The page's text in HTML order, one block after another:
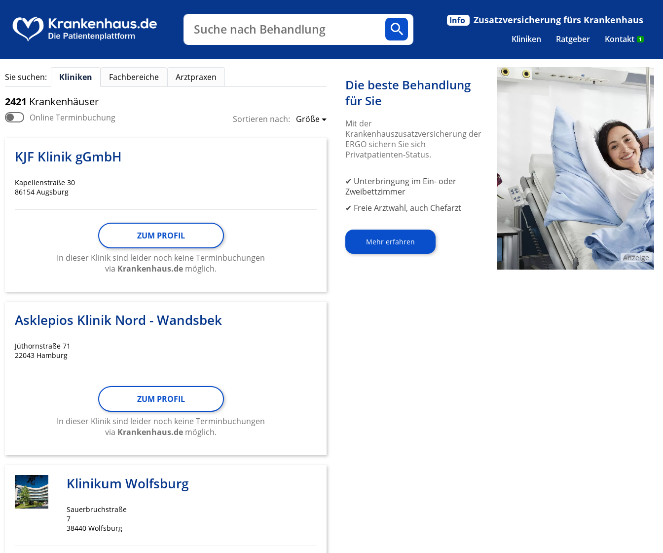
Suche nach Behandlung
Kliniken
Ratgeber Kontakt 1
Info Zusatzversicherung fürs Krankenhaus
Sie suchen: Kliniken Fachbereiche Arztpraxen
2421 Krankenhäuser
Online Terminbuchung Sortieren nach: Größe
KJF Klinik gGmbH
Kapellenstraße 30
86154 Augsburg
ZUM PROFIL
In dieser Klinik sind leider noch keine Terminbuchungen
via Krankenhaus.de möglich.
Asklepios Klinik Nord - Wandsbek
Jüthornstraße 71
22043 Hamburg
ZUM PROFIL
In dieser Klinik sind leider noch keine Terminbuchungen
via Krankenhaus.de möglich.
Klinikum Wolfsburg
Sauerbruchstraße
7
38440 Wolfsburg
Die beste Behandlung
für Sie
Mit der
Krankenhauszusatzversicherung der
ERGO sichern Sie sich
Privatpatienten-Status.
✔ Unterbringung im Ein- oder
Zweibettzimmer
✔ Freie Arztwahl, auch Chefarzt
Mehr erfahren
Anzeige